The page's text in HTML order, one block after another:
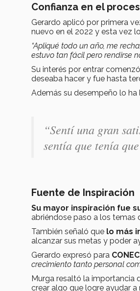
Confianza en el
Gerardo aplicó por primera
nuevo en el 2022 y esta vez
“Apliqué todo un año, me
estuvo tan fácil pero rendirse
Su interés por entrar
deseaba hacer y fue hasta
Además su desempeño lo
“Sentí una gran
sentía que tenía
Fuente de Inspiración
Su mayor inspiración fue
abriéndose paso a los temas
También señaló que lo más
alcanzar sus metas y poder
Gerardo expresó para
crecimiento tanto personal
Murga resaltó la importancia
crear algo que logre ayudar a